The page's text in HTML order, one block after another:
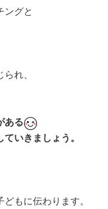
ングと
れ、
ある
いきましょう。
もに伝わります。